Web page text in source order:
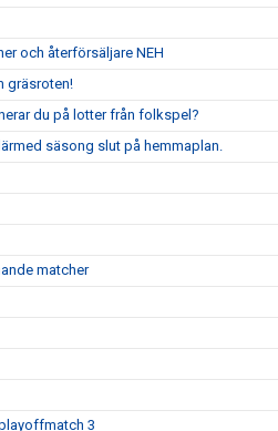
och återförsäljare NEH
gräsroten!
du på lotter från folkspel?
säsong slut på hemmaplan.
matcher
3